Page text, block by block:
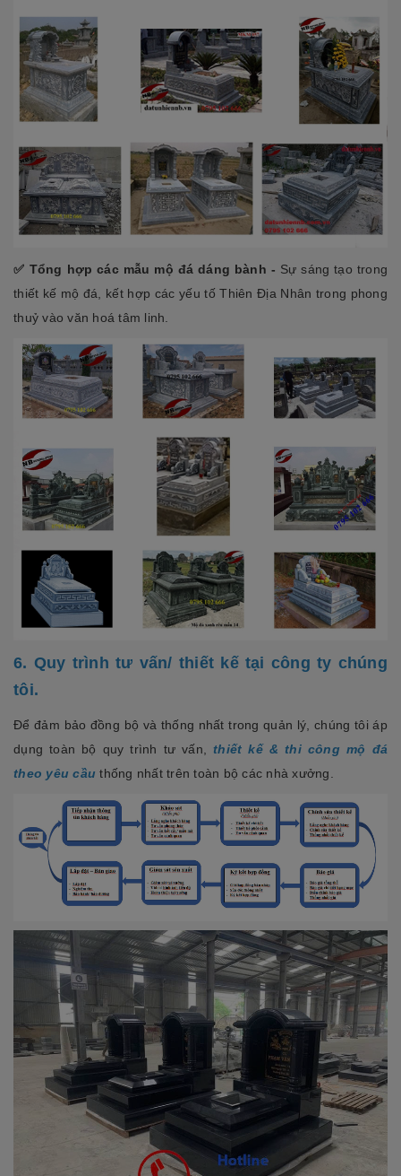
✅ Tổng hợp các mẫu mộ đá dáng bành - Sự sáng tạo trong
thiết kế mộ đá, kết hợp các yếu tố Thiên Địa Nhân trong phong
thuỷ vào văn hoá tâm linh.
6. Quy trình tư vấn/ thiết kế tại công ty chúng
tôi.
Để đảm bảo đồng bộ và thống nhất trong quản lý, chúng tôi áp
dụng toàn bộ quy trình tư vấn,thiết kế & thi công mộ đá
theo yêu cầu thống nhất trên toàn bộ các nhà xưởng.